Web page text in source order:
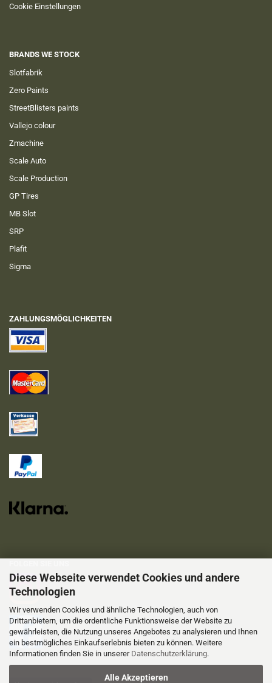
Diese Webseite verwendet Cookies und andere
Technologien
Wir verwenden Cookies und ähnliche Technologien, auch von
Drittanbietern, um die ordentliche Funktionsweise der Website zu
gewährleisten, die Nutzung unseres Angebotes zu analysieren und Ihnen
ein bestmögliches Einkaufserlebnis bieten zu können. Weitere
Informationen finden Sie in unserer Datenschutzerklärung.
Alle Akzeptieren
Cookie Einstellungen
BRANDS WE STOCK
Slotfabrik
Zero Paints
StreetBlisters paints
Vallejo colour
Zmachine
Scale Auto
Scale Production
GP Tires
MB Slot
SRP
Plafit
Sigma
ZAHLUNGSMÖGLICHKEITEN